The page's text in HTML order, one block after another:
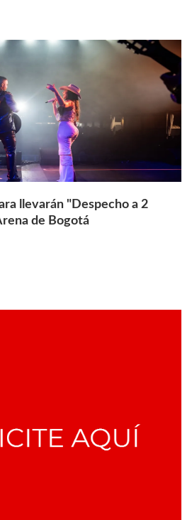
llevarán "Despecho a 2
de Bogotá